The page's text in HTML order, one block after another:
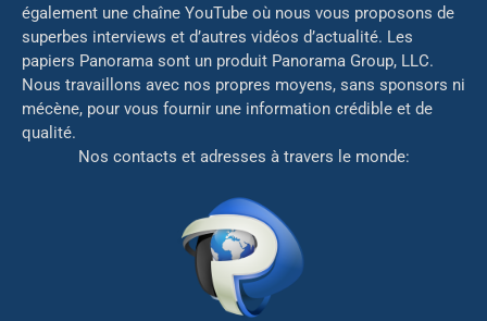
également une chaîne YouTube où nous vous proposons de
superbes interviews et d’autres vidéos d’actualité. Les
papiers Panorama sont un produit Panorama Group, LLC.
Nous travaillons avec nos propres moyens, sans sponsors ni
mécène, pour vous fournir une information crédible et de
qualité.
Nos contacts et adresses à travers le monde: